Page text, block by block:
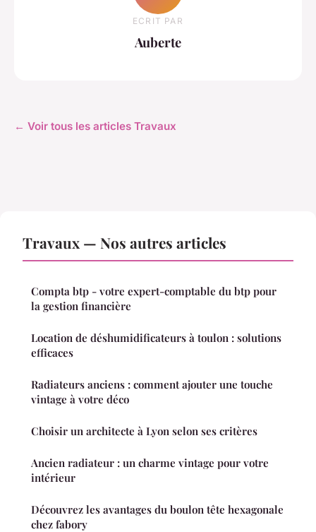
ECRIT PAR
Auberte
← Voir tous les articles Travaux
Travaux — Nos autres articles
Compta btp - votre expert-comptable du btp pour
la gestion financière
Location de déshumidificateurs à toulon : solutions
efficaces
Radiateurs anciens : comment ajouter une touche
vintage à votre déco
Choisir un architecte à Lyon selon ses critères
Ancien radiateur : un charme vintage pour votre
intérieur
Découvrez les avantages du boulon tête hexagonale
chez fabory